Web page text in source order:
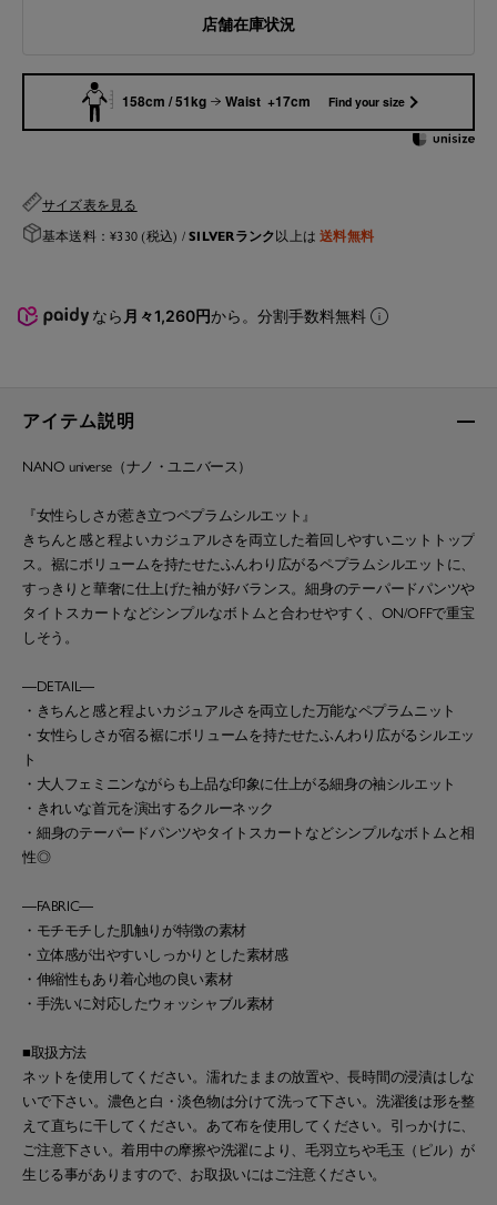
アイテム説明
NANO universe（ナノ・ユニバース）
『女性らしさが惹き立つペプラムシルエット』
きちんと感と程よいカジュアルさを両立した着回しやすいニットトップ
ス。裾にボリュームを持たせたふんわり広がるペプラムシルエットに、
すっきりと華奢に仕上げた袖が好バランス。細身のテーパードパンツや
タイトスカートなどシンプルなボトムと合わせやすく、ON/OFFで重宝
しそう。
―DETAIL―
・きちんと感と程よいカジュアルさを両立した万能なペプラムニット
・女性らしさが宿る裾にボリュームを持たせたふんわり広がるシルエッ
ト
・大人フェミニンながらも上品な印象に仕上がる細身の袖シルエット
・きれいな首元を演出するクルーネック
・細身のテーパードパンツやタイトスカートなどシンプルなボトムと相
性◎
―FABRIC―
・モチモチした肌触りが特徴の素材
・立体感が出やすいしっかりとした素材感
・伸縮性もあり着心地の良い素材
・手洗いに対応したウォッシャブル素材
■取扱方法
ネットを使用してください。濡れたままの放置や、長時間の浸漬はしな
いで下さい。濃色と白・淡色物は分けて洗って下さい。洗濯後は形を整
えて直ちに干してください。あて布を使用してください。引っかけに、
ご注意下さい。着用中の摩擦や洗濯により、毛羽立ちや毛玉（ピル）が
生じる事がありますので、お取扱いにはご注意ください。
店舗在庫状況
158cm / 51kg Waist +17cm Find your size
サイズ表を見る
基本送料：¥330 (税込) /SILVERランク 以上は送料無料
なら 月々1,260円から。分割手数料無料